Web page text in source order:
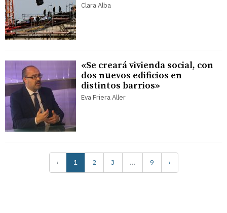
Clara Alba
«Se creará vivienda social, con
dos nuevos edificios en
distintos barrios»
Eva Friera Aller
‹ 1 2 3 … 9 ›